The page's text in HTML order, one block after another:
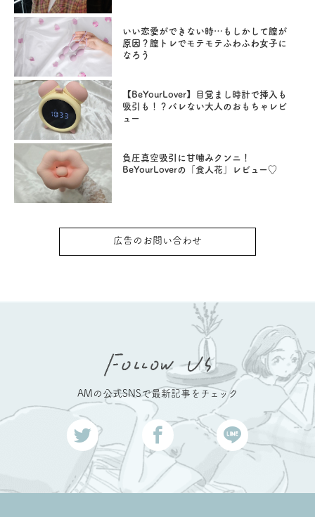
いい恋愛ができない時…もしかして膣が
原因？膣トレでモテモテふわふわ女子に
なろう
【BeYourLover】目覚まし時計で挿入も
吸引も！？バレない大人のおもちゃレビ
ュー
負圧真空吸引に甘噛みクンニ！
BeYourLoverの「食人花」レビュー♡
広告のお問い合わせ
AMの公式SNSで最新記事をチェック